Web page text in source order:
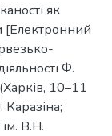
як
[Електронний
Ф.
10–11
В.Н.